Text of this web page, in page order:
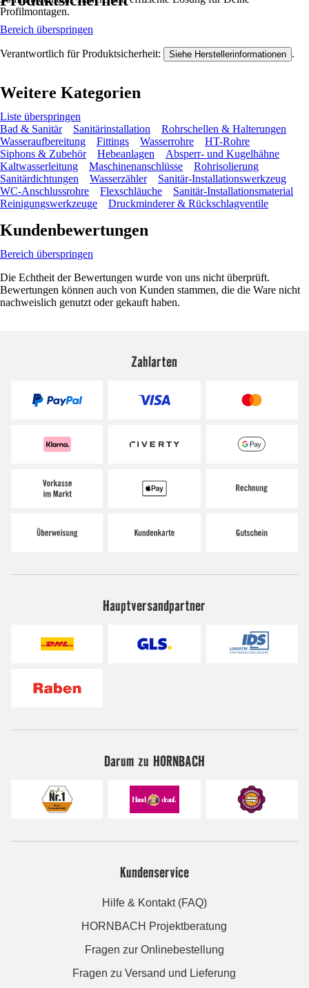
Profilmontagen.
Bereich überspringen
Verantwortlich für Produktsicherheit: Siehe Herstellerinformationen .
Weitere Kategorien
Liste überspringen
Bad & Sanitär
Sanitärinstallation
Rohrschellen & Halterungen
Wasseraufbereitung
Fittings Wasserrohre
HT-Rohre
Siphons & Zubehör
Hebeanlagen
Absperr- und Kugelhähne
Kaltwasserleitung
Maschinenanschlüsse
Rohrisolierung
Sanitärdichtungen
Wasserzähler
Sanitär-Installationswerkzeug
WC-Anschlussrohre
Flexschläuche
Sanitär-Installationsmaterial
Reinigungswerkzeuge
Druckminderer & Rückschlagventile
Kundenbewertungen
Bereich überspringen
Die Echtheit der Bewertungen wurde von uns nicht überprüft.
Bewertungen können auch von Kunden stammen, die die Ware nicht
nachweislich genutzt oder gekauft haben.
Zahlarten
Hauptversandpartner
Darum zu HORNBACH
Kundenservice
Hilfe & Kontakt (FAQ)
HORNBACH Projektberatung
Fragen zur Onlinebestellung
Fragen zu Versand und Lieferung